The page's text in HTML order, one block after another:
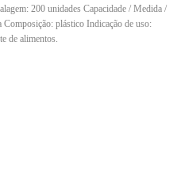
200 unidades Capacidade / Medida /
plástico Indicação de uso:
de alimentos.